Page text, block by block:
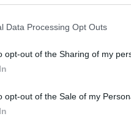
Data Processing Opt Outs
opt-out of the Sharing of my
opt-out of the Sale of my
il nuovo sindaco
“l’Obama dei
simbolo del
è il primo
e il linguaggio